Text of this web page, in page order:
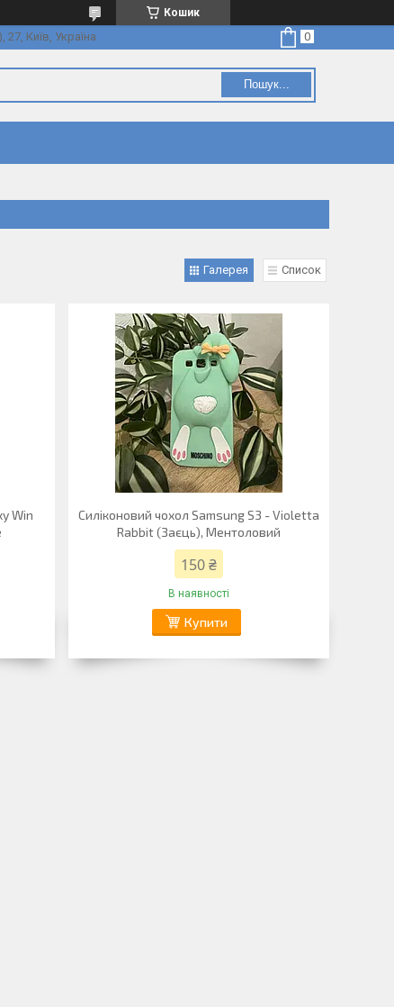
Кошик
Київ, Україна
Пошук...
Галерея Список
Win
Силіконовий чохол Samsung S3 - Violetta
Rabbit (Заєць), Ментоловий
150 ₴
В наявності
Купити